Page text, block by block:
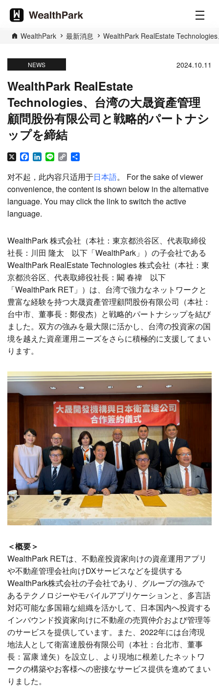
WealthPark 最新消息 WealthPark RealEstate
NEWS 2024.10.11
WealthPark RealEstate
Technologies、台湾の大晟資產管理
顧問股份有限公司と戦略的パートナシ
ップを締結
X Facebook
LinkedIn
Line Copy
对不起，此内容只适用于日本語。 For the sake of viewer
convenience, the content is shown below in the alternative
language. You may click the link to switch the active
language.
WealthPark 株式会社（本社：東京都渋谷区、代表取締役
社長：川田 隆太 以下「WealthPark」）の子会社である
WealthPark RealEstate Technologies 株式会社（本社：東
京都渋谷区、代表取締役社長：闞 春禕 以下
「WealthPark RET」）は、台湾で強力なネットワークと
豊富な経験を持つ大晟資產管理顧問股份有限公司（本社：
台中市、董事長：鄭俊杰）と戦略的パートナシップを結び
ました。双方の強みを最大限に活かし、台湾の投資家の国
境を越えた資産運用ニーズをさらに積極的に支援してまい
ります。
＜概要＞
WealthPark RETは、不動産投資家向けの資産運用アプリ
や不動産管理会社向けDXサービスなどを提供する
WealthPark株式会社の子会社であり、グループの強みで
あるテクノロジーやモバイルアプリケーションと、多言語
対応可能な多国籍な組織を活かして、日本国内へ投資する
インバウンド投資家向けに不動産の売買仲介および管理等
のサービスを提供しています。また、2022年には台湾現
地法人として衛富達股份有限公司（本社：台北市、董事
長：冨康 達矢）を設立し、より現地に根差したネットワ
ークの構築やお客様への密接なサービス提供を進めてまい
りました。